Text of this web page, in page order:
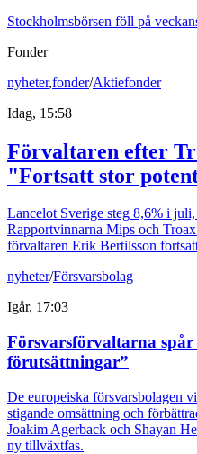
Stockholmsbörsen föll på
Fonder
nyheter,fonder/Aktiefonder
Idag, 15:58
Förvaltaren efter
"Fortsatt stor
Lancelot Sverige steg 8,6% i
Rapportvinnarna Mips och
förvaltaren Erik Bertilsson
nyheter/Försvarsbolag
Igår, 17:03
Försvarsförvaltarna
förutsättningar”
De europeiska försvarsbolagen
stigande omsättning och
Joakim Agerback och Shayan
ny tillväxtfas.